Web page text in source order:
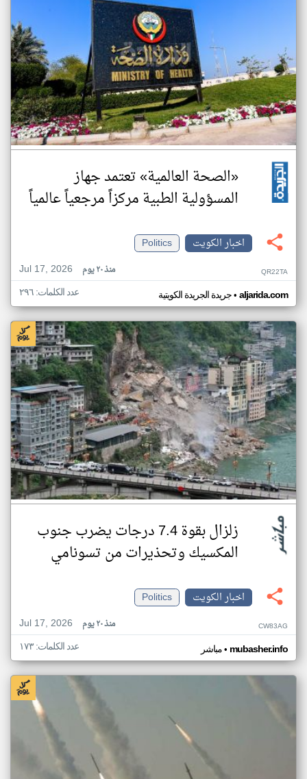
«الصحة العالمية» تعتمد جهاز
المسؤولية الطبية مركزاً مرجعياً عالمياً
اخبار الكويت
Politics
Jul 17, 2026
منذ ٢٠ يوم QR22TA
جريدة الجريدة الكويتية• aljarida.com عدد الكلمات: ٢٩٦
زلزال بقوة 7.4 درجات يضرب جنوب
المكسيك وتحذيرات من تسونامي
اخبار الكويت
Politics
Jul 17, 2026
منذ ٢٠ يوم CW83AG
مباشر• mubasher.info عدد الكلمات: ١٧٣